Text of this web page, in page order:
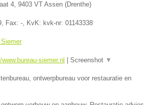
4, 9403 VT Assen (Drenthe)
, Fax: -, KvK: kvk-nr: 01143338
Siemer
siemer.nl Screenshot ▼
ontwerpbureau voor restauratie en